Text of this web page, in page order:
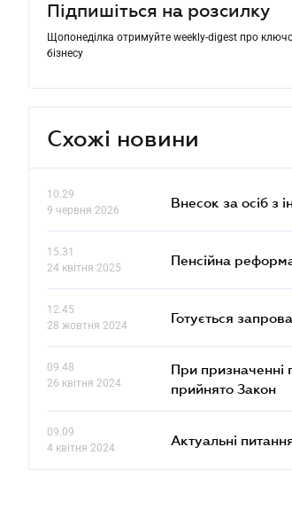
Підпишіться на розсилку
Щопонеділка отримуйте weekly-digest про
бізнесу
Схожі новини
10.29
9 червня 2026
Внесок за осіб з
15.31
24 квітня 2025
Пенсійна
12.45
28 жовтня 2024
Готується
09.48
26 квітня 2024
При призначенні
прийнято Закон
09.09
4 квітня 2024
Актуальні